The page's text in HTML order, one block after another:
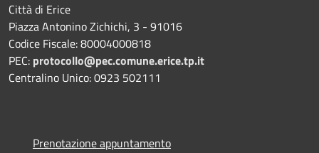
Città di Erice
Piazza Antonino Zichichi, 3 - 91016
Codice Fiscale: 80004000818
PEC: protocollo@pec.comune.erice.tp.it
Centralino Unico: 0923 502111
Prenotazione appuntamento